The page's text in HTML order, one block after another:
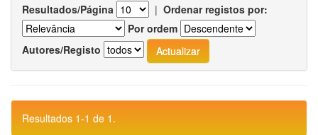
Resultados/Página | Ordenar registos por:
Por ordem
Autores/Registo
Resultados 1-1 de 1.